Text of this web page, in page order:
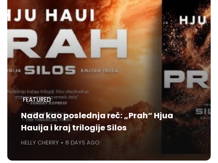
FEATURED
Nada kao poslednja reč: „Prah“ Hjua
Hauija i kraj trilogije Silos
HELLY CHERRY 8 DAYS AGO